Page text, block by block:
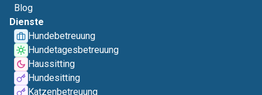
Blog
Dienste
Hundebetreuung
Hundetagesbetreuung
Haussitting
Hundesitting
Katzenbetreuung